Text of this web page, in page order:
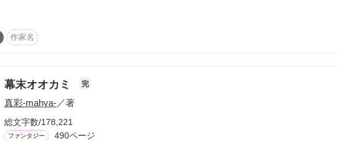
！こわい短編コンテスト
説投稿サイト合同企画「1話からの長編大賞」野いちご！会場
最強総長
の頼みで仕方なく
けだと思っていた。
。
た。
作家名
幕末オオカミ 完
真彩-mahya-／著
総文字数/178,221
ファンタジー 490ページ